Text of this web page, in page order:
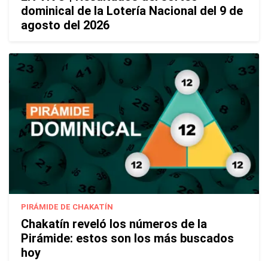
dominical de la Lotería Nacional del 9 de
agosto del 2026
PIRÁMIDE DE CHAKATÍN
Chakatín reveló los números de la
Pirámide: estos son los más buscados
hoy